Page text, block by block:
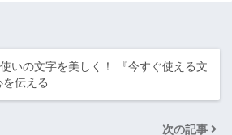
いの文字を美しく！ 『今すぐ使える文
伝える …
次の記事